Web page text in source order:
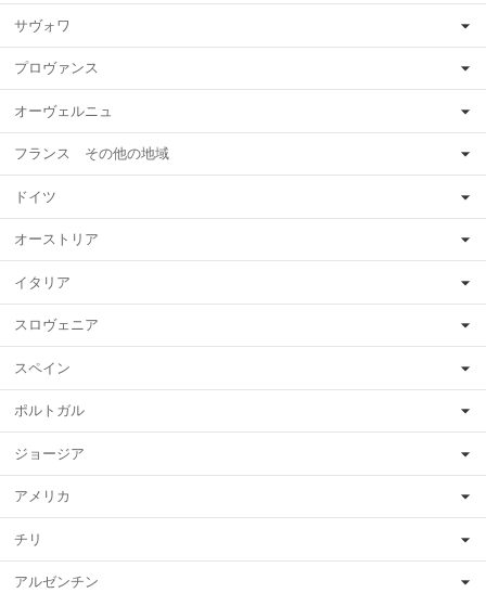
サヴォワ
プロヴァンス
オーヴェルニュ
フランス その他の地域
ドイツ
オーストリア
イタリア
スロヴェニア
スペイン
ポルトガル
ジョージア
アメリカ
チリ
アルゼンチン